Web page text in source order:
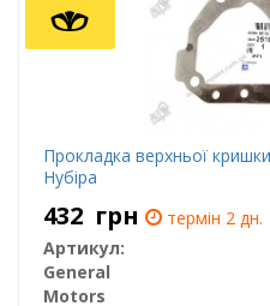
Прокладка верхньої
Нубіра
432 грн
термін 2 дн.
Артикул:
General
Motors